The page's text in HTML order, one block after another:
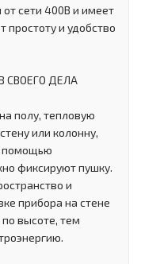
от сети 400В и имеет
простоту и удобство
СВОЕГО ДЕЛА
полу, тепловую
или колонну,
помощью
фиксируют пушку.
и
прибора на стене
высоте, тем